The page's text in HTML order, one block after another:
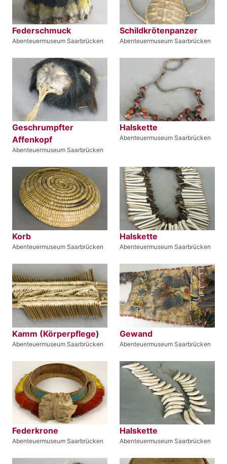
Federschmuck
Abenteuermuseum Saarbrücken
Schildkrötenpanzer
Abenteuermuseum Saarbrücken
Geschrumpfter
Affenkopf
Abenteuermuseum Saarbrücken
Halskette
Abenteuermuseum Saarbrücken
Korb
Abenteuermuseum Saarbrücken
Halskette
Abenteuermuseum Saarbrücken
Kamm (Körperpflege)
Abenteuermuseum Saarbrücken
Gewand
Abenteuermuseum Saarbrücken
Federkrone
Abenteuermuseum Saarbrücken
Halskette
Abenteuermuseum Saarbrücken